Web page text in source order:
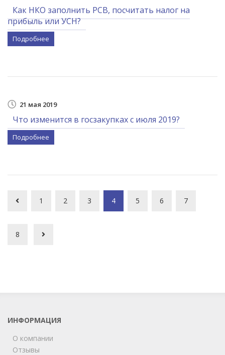
Как НКО заполнить РСВ, посчитать налог на
прибыль или УСН?
Подробнее
21 мая 2019
Что изменится в госзакупках с июля 2019?
Подробнее
1 2 3 4 5 6 7
8
ИНФОРМАЦИЯ
О компании
Отзывы